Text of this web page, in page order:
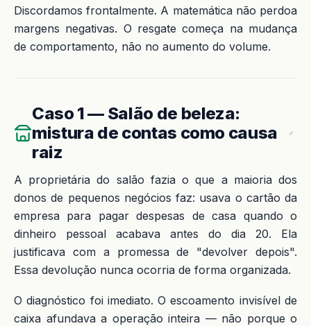
Discordamos frontalmente. A matemática não perdoa
margens negativas. O resgate começa na mudança
de comportamento, não no aumento do volume.
Caso 1 — Salão de beleza:
mistura de contas como causa
raiz
A proprietária do salão fazia o que a maioria dos
donos de pequenos negócios faz: usava o cartão da
empresa para pagar despesas de casa quando o
dinheiro pessoal acabava antes do dia 20. Ela
justificava com a promessa de "devolver depois".
Essa devolução nunca ocorria de forma organizada.
O diagnóstico foi imediato. O escoamento invisível de
caixa afundava a operação inteira — não porque o